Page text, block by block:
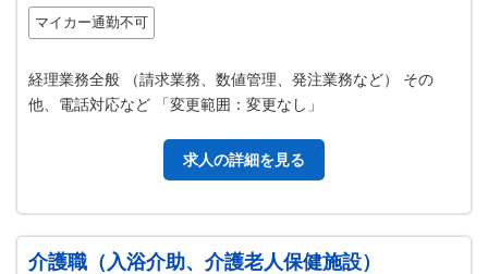
マイカー通勤不可
経理業務全般 （請求業務、数値管理、発注業務など） その
他、電話対応など 「変更範囲：変更なし」
求人の詳細を見る
介護職（入浴介助、介護老人保健施設）